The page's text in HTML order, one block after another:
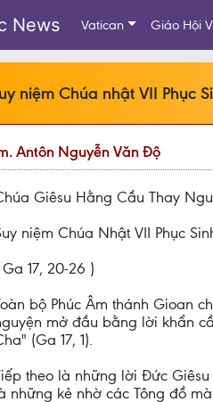
News Vatican Giáo Hội
niệm Chúa nhật VII Phục
Antôn Nguyễn Văn Độ
Giêsu Hằng Cầu Thay
niệm Chúa Nhật VII Phục
Ga 17, 20-26 )
bộ Phúc Âm thánh Gioan
mở đầu bằng lời khẩn
(Ga 17, 1).
theo là những lời Đức
những kẻ nhờ các Tông đồ